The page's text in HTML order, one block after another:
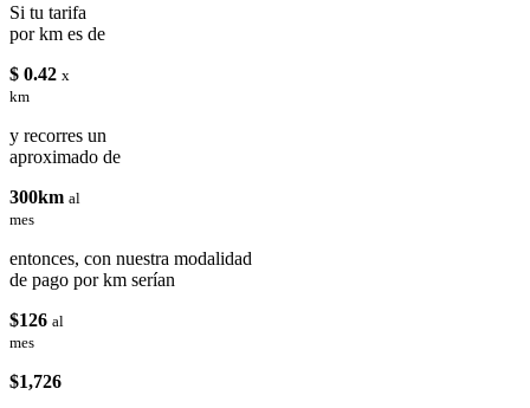
Si tu tarifa
por km es de
$ 0.42 x
km
y recorres un
aproximado de
300km al
mes
entonces, con nuestra modalidad
de pago por km serían
$126 al
mes
$1,726